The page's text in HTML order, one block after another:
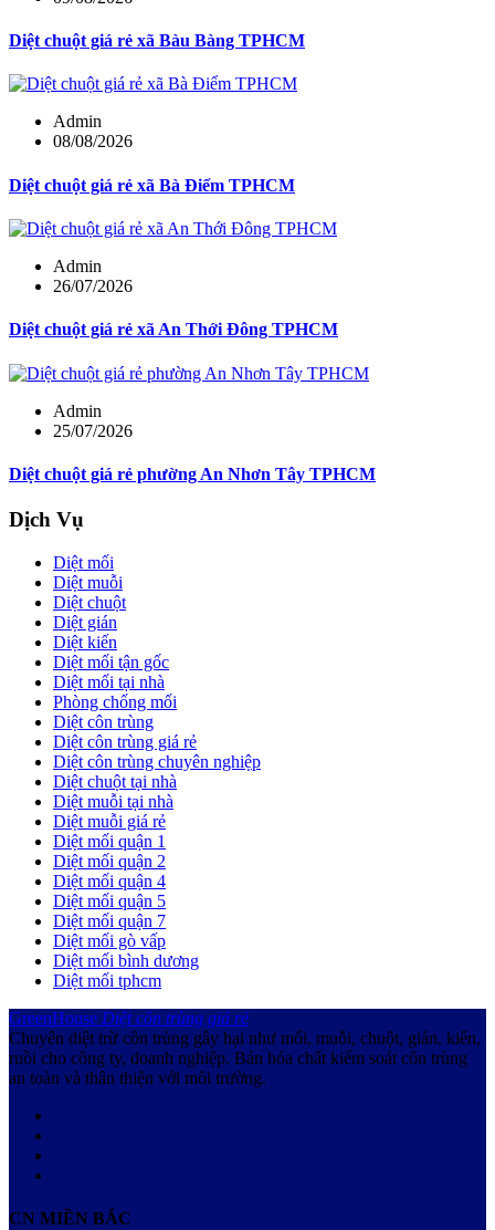
Diệt chuột giá rẻ xã Bàu Bàng TPHCM
Admin
08/08/2026
Diệt chuột giá rẻ xã Bà Điểm TPHCM
Admin
26/07/2026
Diệt chuột giá rẻ xã An Thới Đông TPHCM
Admin
25/07/2026
Diệt chuột giá rẻ phường An Nhơn Tây TPHCM
Dịch Vụ
Diệt mối
Diệt muỗi
Diệt chuột
Diệt gián
Diệt kiến
Diệt mối tận gốc
Diệt mối tại nhà
Phòng chống mối
Diệt côn trùng
Diệt côn trùng giá rẻ
Diệt côn trùng chuyên nghiệp
Diệt chuột tại nhà
Diệt muỗi tại nhà
Diệt muỗi giá rẻ
Diệt mối quận 1
Diệt mối quận 2
Diệt mối quận 4
Diệt mối quận 5
Diệt mối quận 7
Diệt mối gò vấp
Diệt mối bình dương
Diệt mối tphcm
GreenHouse Diệt côn trùng giá rẻ
Chuyên diệt trừ côn trùng gây hại như mối, muỗi, chuột, gián, kiến,
ruồi cho công ty, doanh nghiệp. Bán hóa chất kiểm soát côn trùng
an toàn và thân thiện với môi trường.
CN MIỀN BẮC